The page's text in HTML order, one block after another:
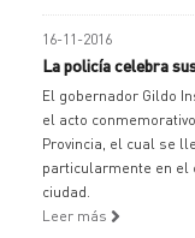
16-11-2016
La policía celebra
El gobernador Gildo
el acto
Provincia, el cual se
particularmente en el
ciudad.
Leer más